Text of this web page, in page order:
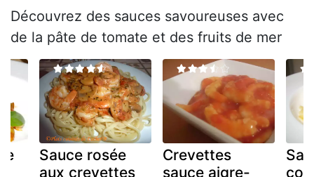
Découvrez des sauces savoureuses avec
de la pâte de tomate et des fruits de mer
Sauce rosée
aux crevettes
Crevettes
sauce aigre-